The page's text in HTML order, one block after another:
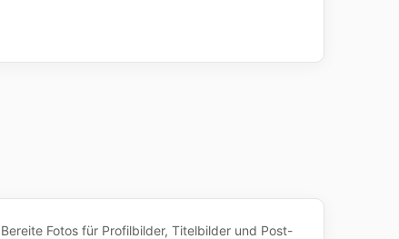
Bereite Fotos für Profilbilder, Titelbilder und Post-